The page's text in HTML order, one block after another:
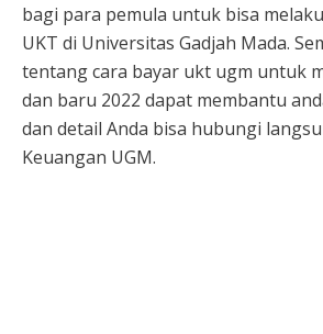
bagi para pemula untuk bisa
UKT di Universitas Gadjah Mada.
tentang cara bayar ukt ugm untuk
dan baru 2022 dapat membantu
dan detail Anda bisa hubungi
Keuangan UGM.